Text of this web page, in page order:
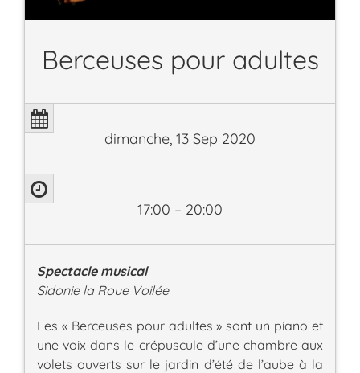
Berceuses pour adultes
dimanche, 13 Sep 2020
17:00 – 20:00
Spectacle musical
Sidonie la Roue Voilée
Les « Berceuses pour adultes » sont un piano et
une voix dans le crépuscule d’une chambre aux
volets ouverts sur le jardin d’été de l’aube à la